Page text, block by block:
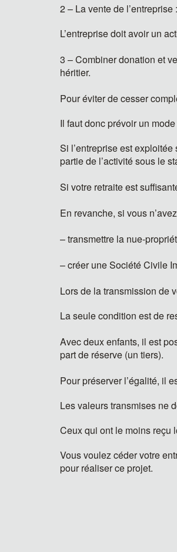
2 – La vente de
L’entreprise doit avoir un
3 – Combiner donation et
héritier.
Pour éviter de cesser
Il faut donc prévoir un
Si l’entreprise est
partie de l’activité sous le
Si votre retraite est
En revanche, si vous
– transmettre la nue-
– créer une Société Civile
Lors de la transmission de
La seule condition est de
Avec deux enfants, il est
part de réserve (un tiers).
Pour préserver l’égalité, il
Les valeurs transmises ne
Ceux qui ont le moins reçu
Vous voulez céder votre
pour réaliser ce projet.